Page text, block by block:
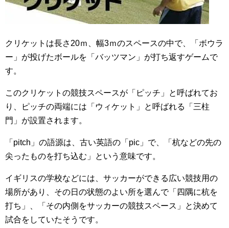
クリケットは長さ20ｍ、幅3ｍのスペースの中で、「ボウラ
ー」が投げたボールを「バッツマン」が打ち返すゲームで
す。
このクリケットの競技スペースが「ピッチ」と呼ばれてお
り、ピッチの両端には「ウィケット」と呼ばれる「三柱
門」が設置されます。
「pitch」の語源は、古い英語の「pic」で、「杭などの先の
尖ったものを打ち込む」という意味です。
イギリスの学校などには、サッカーができる広い競技用の
場所があり、その日の状態のよい所を選んで「四隅に杭を
打ち」、「その内側をサッカーの競技スペース」と決めて
試合をしていたそうです。